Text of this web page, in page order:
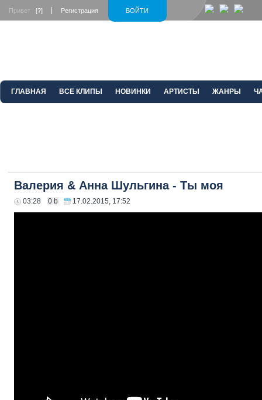
ВОЙТИ
Привет [?] Регистрация
ГЛАВНАЯ ВСЕ КЛИПЫ НОВИНКИ АРТИСТЫ ЖАНРЫ
Валерия & Анна Шульгина - Ты моя
03:28 0 b 17.02.2015, 17:52